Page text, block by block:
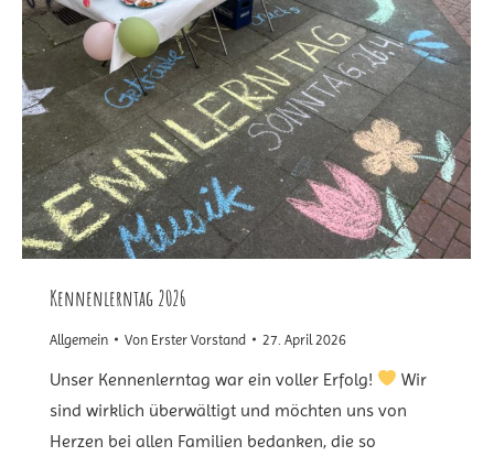
Kennenlerntag 2026
Allgemein Von Erster Vorstand 27. April 2026
Unser Kennenlerntag war ein voller Erfolg!
Wir
sind wirklich überwältigt und möchten uns von
Herzen bei allen Familien bedanken, die so